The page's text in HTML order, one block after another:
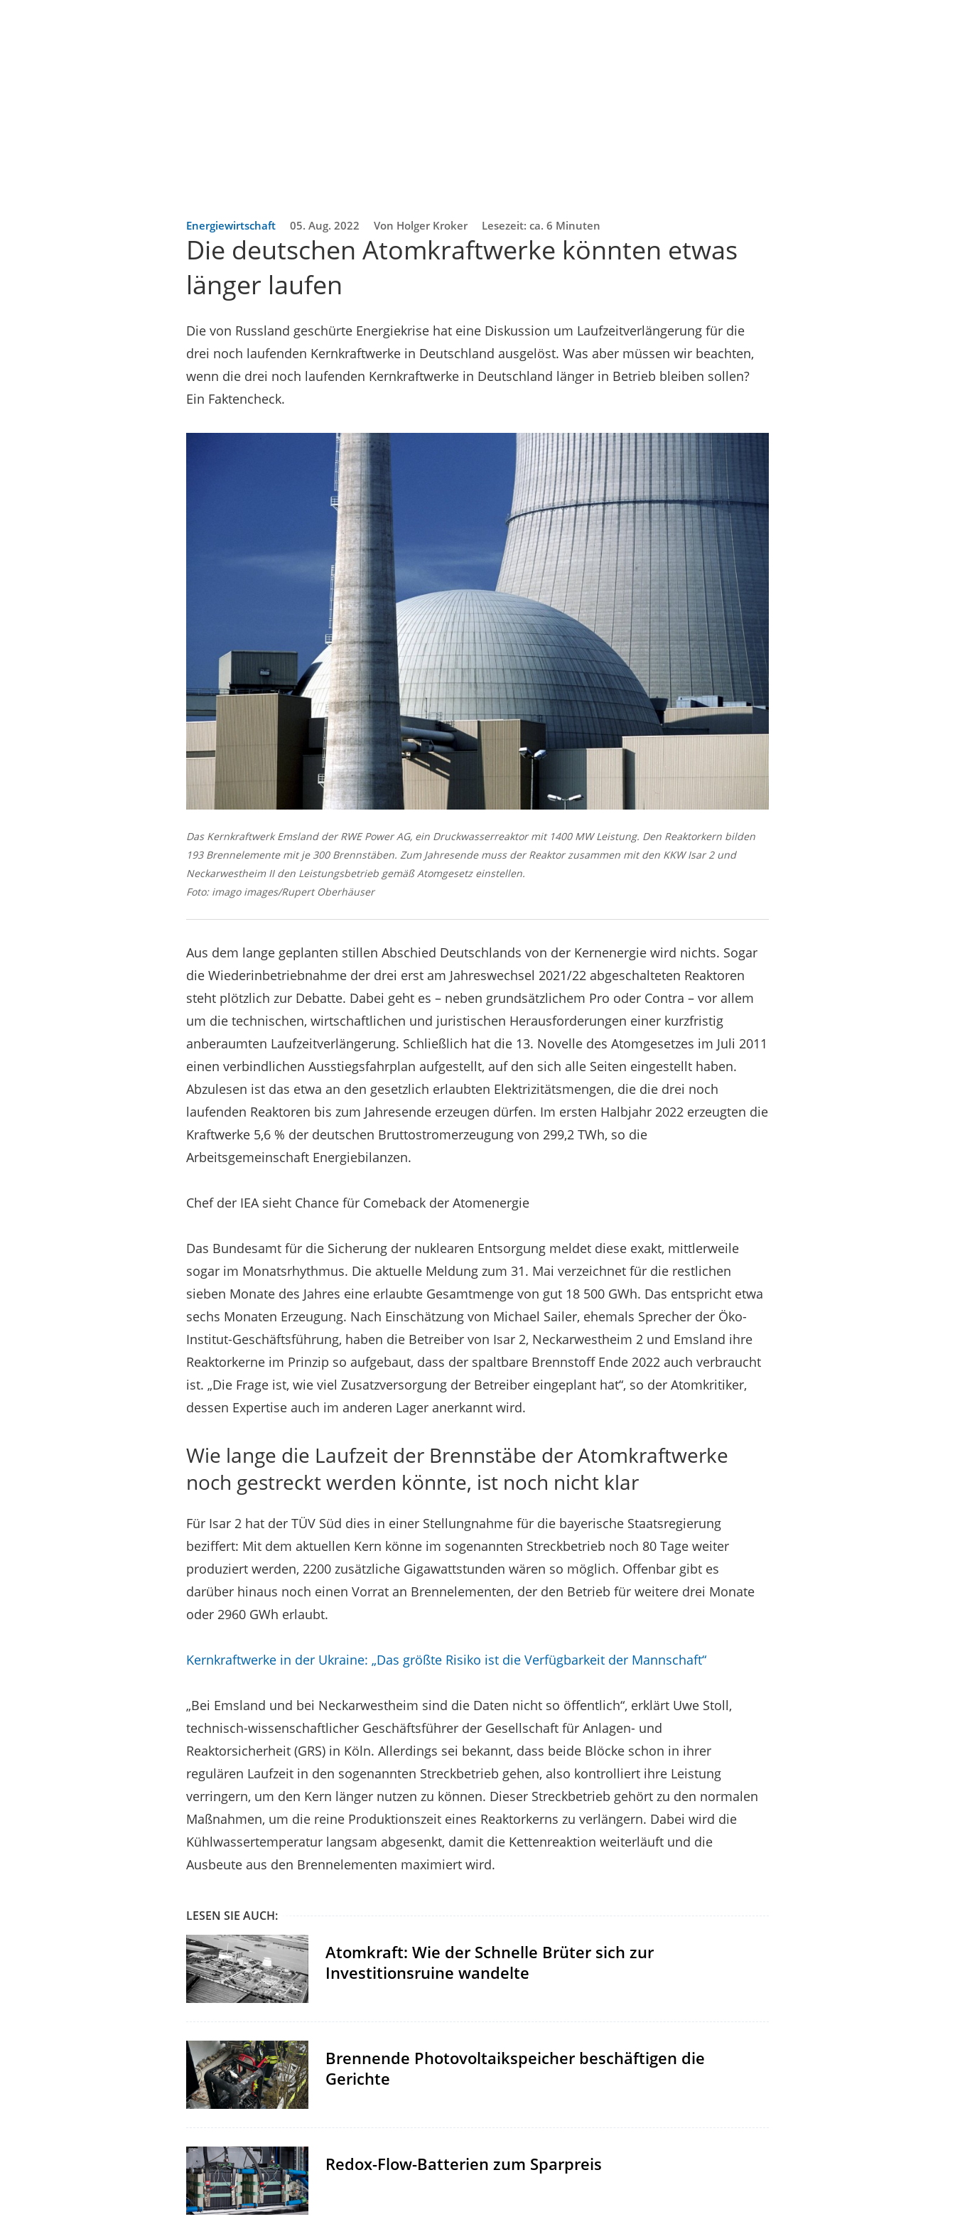
Energiewirtschaft 05. Aug. 2022 Von Holger Kroker Lesezeit: ca. 6 Minuten
Die deutschen Atomkraftwerke könnten etwas
länger laufen
Die von Russland geschürte Energiekrise hat eine Diskussion um Laufzeitverlängerung für die
drei noch laufenden Kernkraftwerke in Deutschland ausgelöst. Was aber müssen wir beachten,
wenn die drei noch laufenden Kernkraftwerke in Deutschland länger in Betrieb bleiben sollen?
Ein Faktencheck.
Das Kernkraftwerk Emsland der RWE Power AG, ein Druckwasserreaktor mit 1400 MW Leistung. Den Reaktorkern bilden
193 Brennelemente mit je 300 Brennstäben. Zum Jahresende muss der Reaktor zusammen mit den KKW Isar 2 und
Neckarwestheim II den Leistungsbetrieb gemäß Atomgesetz einstellen.
Foto: imago images/Rupert Oberhäuser
Aus dem lange geplanten stillen Abschied Deutschlands von der Kernenergie wird nichts. Sogar
die Wiederinbetriebnahme der drei erst am Jahreswechsel 2021/22 abgeschalteten Reaktoren
steht plötzlich zur Debatte. Dabei geht es – neben grundsätzlichem Pro oder Contra – vor allem
um die technischen, wirtschaftlichen und juristischen Herausforderungen einer kurzfristig
anberaumten Laufzeitverlängerung. Schließlich hat die 13. Novelle des Atomgesetzes im Juli 2011
einen verbindlichen Ausstiegsfahrplan aufgestellt, auf den sich alle Seiten eingestellt haben.
Abzulesen ist das etwa an den gesetzlich erlaubten Elektrizitätsmengen, die die drei noch
laufenden Reaktoren bis zum Jahresende erzeugen dürfen. Im ersten Halbjahr 2022 erzeugten die
Kraftwerke 5,6 % der deutschen Bruttostromerzeugung von 299,2 TWh, so die
Arbeitsgemeinschaft Energiebilanzen.
Chef der IEA sieht Chance für Comeback der Atomenergie
Das Bundesamt für die Sicherung der nuklearen Entsorgung meldet diese exakt, mittlerweile
sogar im Monatsrhythmus. Die aktuelle Meldung zum 31. Mai verzeichnet für die restlichen
sieben Monate des Jahres eine erlaubte Gesamtmenge von gut 18 500 GWh. Das entspricht etwa
sechs Monaten Erzeugung. Nach Einschätzung von Michael Sailer, ehemals Sprecher der Öko-
Institut-Geschäftsführung, haben die Betreiber von Isar 2, Neckarwestheim 2 und Emsland ihre
Reaktorkerne im Prinzip so aufgebaut, dass der spaltbare Brennstoff Ende 2022 auch verbraucht
ist. „Die Frage ist, wie viel Zusatzversorgung der Betreiber eingeplant hat“, so der Atomkritiker,
dessen Expertise auch im anderen Lager anerkannt wird.
Wie lange die Laufzeit der Brennstäbe der Atomkraftwerke
noch gestreckt werden könnte, ist noch nicht klar
Für Isar 2 hat der TÜV Süd dies in einer Stellungnahme für die bayerische Staatsregierung
beziffert: Mit dem aktuellen Kern könne im sogenannten Streckbetrieb noch 80 Tage weiter
produziert werden, 2200 zusätzliche Gigawattstunden wären so möglich. Offenbar gibt es
darüber hinaus noch einen Vorrat an Brennelementen, der den Betrieb für weitere drei Monate
oder 2960 GWh erlaubt.
Kernkraftwerke in der Ukraine: „Das größte Risiko ist die Verfügbarkeit der Mannschaft“
„Bei Emsland und bei Neckarwestheim sind die Daten nicht so öffentlich“, erklärt Uwe Stoll,
technisch-wissenschaftlicher Geschäftsführer der Gesellschaft für Anlagen- und
Reaktorsicherheit (GRS) in Köln. Allerdings sei bekannt, dass beide Blöcke schon in ihrer
regulären Laufzeit in den sogenannten Streckbetrieb gehen, also kontrolliert ihre Leistung
verringern, um den Kern länger nutzen zu können. Dieser Streckbetrieb gehört zu den normalen
Maßnahmen, um die reine Produktionszeit eines Reaktorkerns zu verlängern. Dabei wird die
Kühlwassertemperatur langsam abgesenkt, damit die Kettenreaktion weiterläuft und die
Ausbeute aus den Brennelementen maximiert wird.
LESEN SIE AUCH:
Atomkraft: Wie der Schnelle Brüter sich zur
Investitionsruine wandelte
Brennende Photovoltaikspeicher beschäftigen die
Gerichte
Redox-Flow-Batterien zum Sparpreis